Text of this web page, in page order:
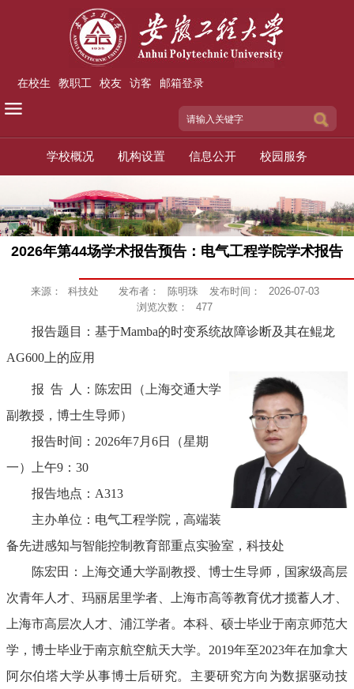
在校生 教职工 校友 访客 邮箱登录
学校概况 机构设置 信息公开 校园服务
2026年第44场学术报告预告：电气工程学院学术报告
来源： 科技处 发布者： 陈明珠 发布时间：
2026-07-03
浏览次数：
477
报告题目：基于Mamba的时变系统故障诊断及其在鲲龙
AG600 上的应用
报 告
人：陈宏田（上海交通大学
副教授，博士生导师）
报告时间： 2026年7月 6日（星期
一） 上午9 ： 30
报告地点： A313
主办单位：电气工程学院，高端装
备先进感知与智能控制教育部重点实验室 ， 科技处
陈宏田 ：
上海交通大学副教授、博士生导师，国家级高层
次青年人才、玛丽居里学者、上海市高等教育优才揽蓄人才、
上海市高层次人才、浦江学者。本科、硕士毕业于南京师范大
学，博士毕业于南京航空航天大学。 2019年至2023年在加拿大
阿尔伯塔大学从事博士后研究。主要研究方向为数据驱动技